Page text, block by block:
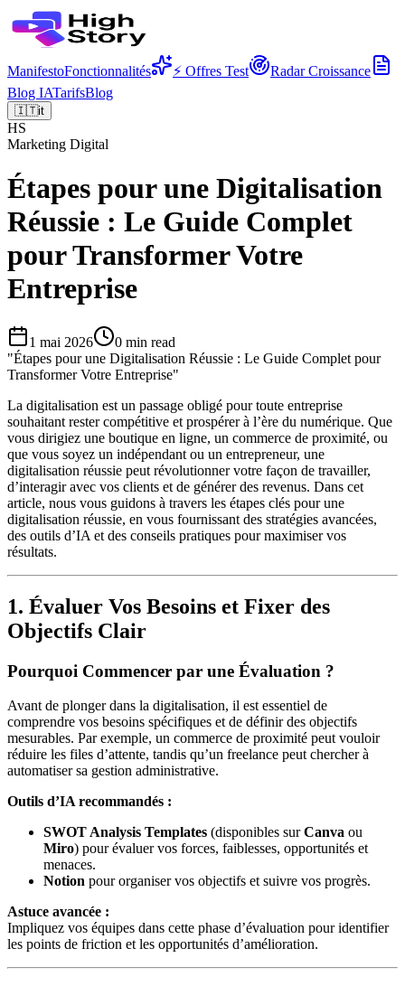
ManifestoFonctionnalités ⚡ Offres Test
Radar Croissance
Blog IATarifsBlog
🇮🇹it
HS
Marketing Digital
Étapes pour une Digitalisation
Réussie : Le Guide Complet
pour Transformer Votre
Entreprise
1 mai 2026 0 min read
"Étapes pour une Digitalisation Réussie : Le Guide Complet pour
Transformer Votre Entreprise"
La digitalisation est un passage obligé pour toute entreprise
souhaitant rester compétitive et prospérer à l’ère du numérique. Que
vous dirigiez une boutique en ligne, un commerce de proximité, ou
que vous soyez un indépendant ou un entrepreneur, une
digitalisation réussie peut révolutionner votre façon de travailler,
d’interagir avec vos clients et de générer des revenus. Dans cet
article, nous vous guidons à travers les étapes clés pour une
digitalisation réussie, en vous fournissant des stratégies avancées,
des outils d’IA et des conseils pratiques pour maximiser vos
résultats.
1. Évaluer Vos Besoins et Fixer des
Objectifs Clair
Pourquoi Commencer par une Évaluation ?
Avant de plonger dans la digitalisation, il est essentiel de
comprendre vos besoins spécifiques et de définir des objectifs
mesurables. Par exemple, un commerce de proximité peut vouloir
réduire les files d’attente, tandis qu’un freelance peut chercher à
automatiser sa gestion administrative.
Outils d’IA recommandés :
SWOT Analysis Templates (disponibles surCanva ou
Miro) pour évaluer vos forces, faiblesses, opportunités et
menaces.
Notion pour organiser vos objectifs et suivre vos progrès.
Astuce avancée :
Impliquez vos équipes dans cette phase d’évaluation pour identifier
les points de friction et les opportunités d’amélioration.